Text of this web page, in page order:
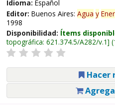
Idioma: Español
Editor: Buenos Aires: Agua y
1998
Disponibilidad: Ítems
topográfica: 621.374.5/A282/v.1
Hacer